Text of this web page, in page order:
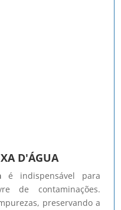
D'ÁGUA
é indispensável para
de contaminações.
preservando a